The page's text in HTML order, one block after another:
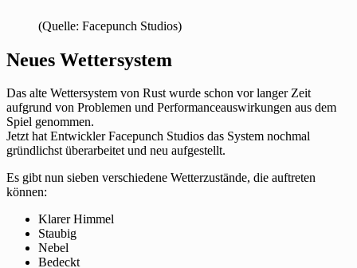
(Quelle: Facepunch Studios)
Neues Wettersystem
Das alte Wettersystem von Rust wurde schon vor langer Zeit
aufgrund von Problemen und Performanceauswirkungen aus dem
Spiel genommen.
Jetzt hat Entwickler Facepunch Studios das System nochmal
gründlichst überarbeitet und neu aufgestellt.
Es gibt nun sieben verschiedene Wetterzustände, die auftreten
können:
Klarer Himmel
Staubig
Nebel
Bedeckt